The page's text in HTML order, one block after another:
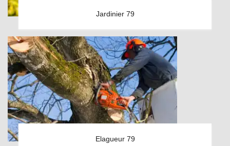
Jardinier 79
Elagueur 79